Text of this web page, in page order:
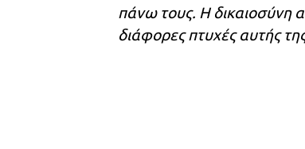
πάνω τους. Η δικαιοσύνη
διάφορες πτυχές αυτής